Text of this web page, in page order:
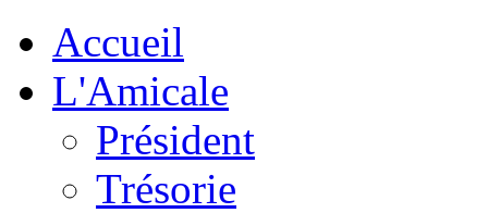
Accueil
L'Amicale
Président
Trésorie